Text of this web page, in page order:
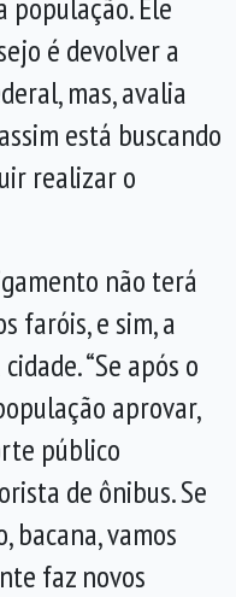
é devolver a
mas, avalia
está buscando
realizar o
não terá
faróis, e sim, a
“Se após o
aprovar,
público
de ônibus. Se
bacana, vamos
faz novos